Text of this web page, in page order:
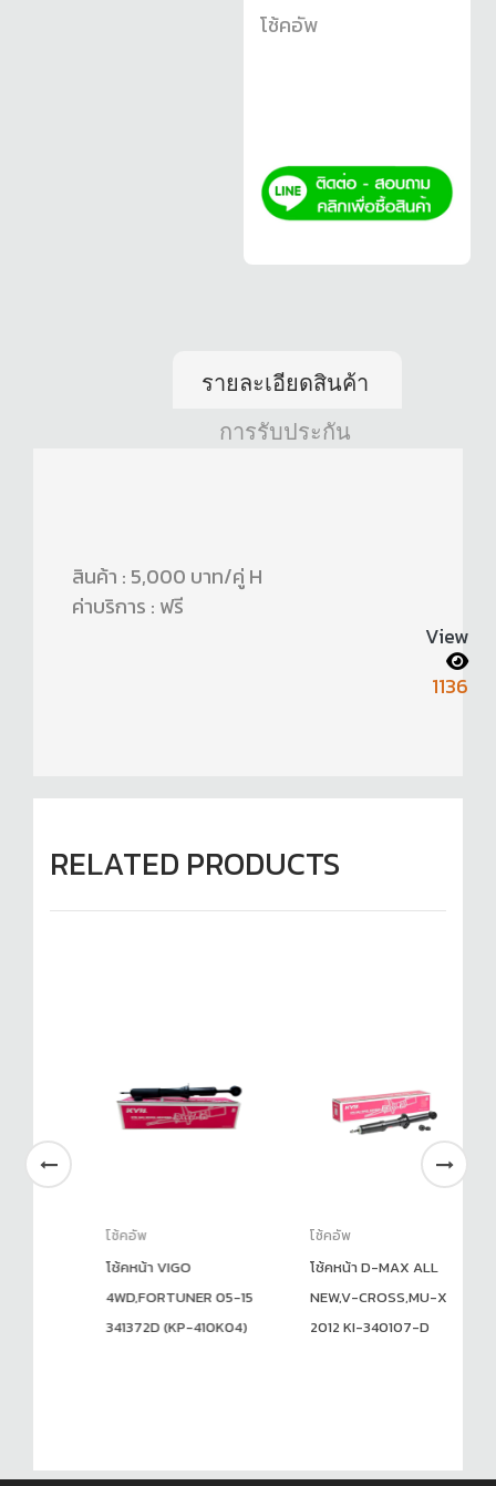
โช้คอัพ
รายละเอียดสินค้า
การรับประกัน
สินค้า : 5,000 บาท/คู่ H
ค่าบริการ : ฟรี
View
1136
RELATED PRODUCTS
โช้คอัพ
โช้คหน้า VIGO
4WD,FORTUNER 05-15
341372D (KP-410K04)
โช้คอัพ
โช้คหน้า D-MAX ALL
NEW,V-CROSS,MU-X
2012 KI-340107-D